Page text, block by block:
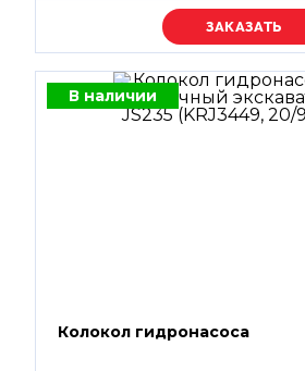
Уточняйте цену
В наличии
Колокол гидронасоса